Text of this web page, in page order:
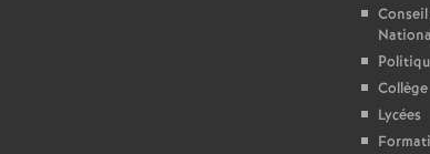
Collège
Lycées